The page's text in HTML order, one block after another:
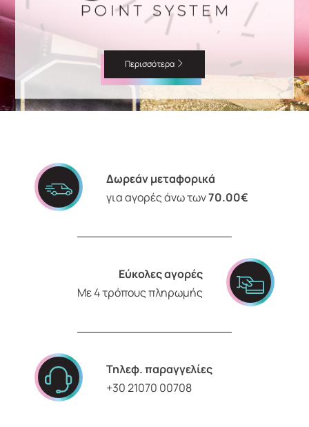
Περισσότερα
Δωρεάν μεταφορικά
για αγορές άνω των70.00€
Εύκολες αγορές
Με 4 τρόπους πληρωμής
Τηλεφ. παραγγελίες
+30 21070 00708